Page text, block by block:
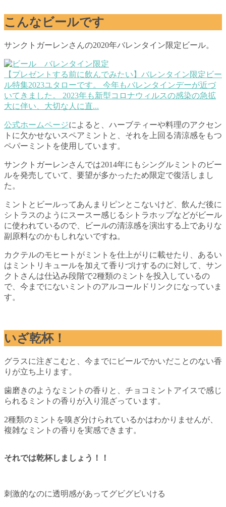
こんなビールです
サンクトガーレンさんの2020年バレンタイン限定ビール。
【プレゼントする前に飲んでみたい】バレンタイン限定ビー
ル特集2023ユタローです。 今年もバレンタインデーが近づ
いてきました。 2023年も新型コロナウィルスの感染の急拡
大に伴い、大切な人に直...
公式ホームページによると、ハーブティーや料理のアクセン
トに欠かせないスペアミントと、それを上回る清涼感をもつ
ペパーミントを使用しています。
サンクトガーレンさんでは2014年にもシングルミントのビー
ルを発売していて、要望が多かったため限定で復活しまし
た。
ミントとビールってあんまりピンとこないけど、飲んだ後に
シトラスのようにスースー感じるシトラホップなどがビール
に使われているので、ビールの清涼感を演出する上でありな
副原料なのかもしれないですね。
カクテルのモヒートがミントを仕上がりに載せたり、あるい
はミントリキュールを加えて香りづけするのに対して、サン
クトさんは仕込み段階で2種類のミントを投入しているの
で、今までにないミントのアルコールドリンクになっていま
す。
いざ乾杯！
グラスに注ぎこむと、今までにビールでかいだことのない香
りが立ち上ります。
歯磨きのようなミントの香りと、チョコミントアイスで感じ
られるミントの香りが入り混ざっています。
2種類のミントを嗅ぎ分けられているかはわかりませんが、
複雑なミントの香りを実感できます。
それでは乾杯しましょう！！
刺激的なのに透明感があってグビグビいける